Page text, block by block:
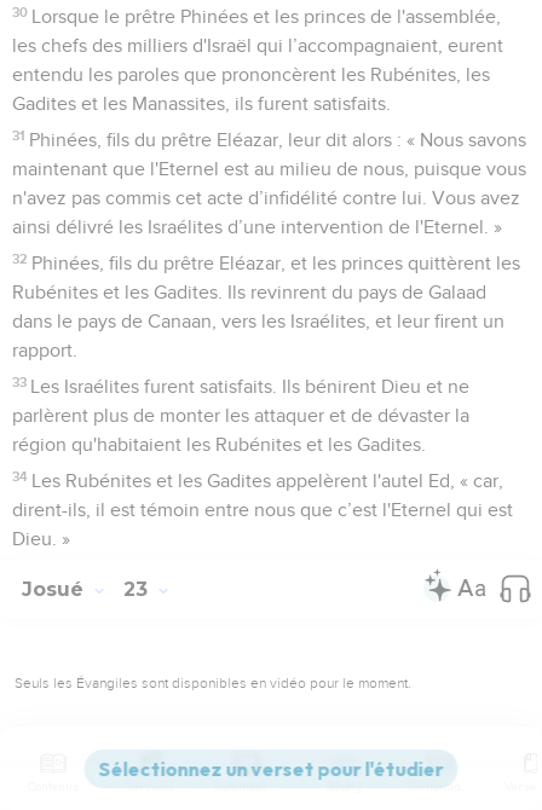
30 Lorsque le prêtre Phinées et les princes de l'assemblée,
les chefs des milliers d'Israël qui l’accompagnaient, eurent
entendu les paroles que prononcèrent les Rubénites, les
Gadites et les Manassites, ils furent satisfaits.
31 Phinées, fils du prêtre Eléazar, leur dit alors : « Nous savons
maintenant que l'Eternel est au milieu de nous, puisque vous
n'avez pas commis cet acte d’infidélité contre lui. Vous avez
ainsi délivré les Israélites d’une intervention de l'Eternel. »
32 Phinées, fils du prêtre Eléazar, et les princes quittèrent les
Rubénites et les Gadites. Ils revinrent du pays de Galaad
dans le pays de Canaan, vers les Israélites, et leur firent un
rapport.
33 Les Israélites furent satisfaits. Ils bénirent Dieu et ne
parlèrent plus de monter les attaquer et de dévaster la
région qu'habitaient les Rubénites et les Gadites.
34 Les Rubénites et les Gadites appelèrent l'autel Ed, « car,
dirent-ils, il est témoin entre nous que c’est l'Eternel qui est
Dieu. »
Josué 23
Seuls les Évangiles sont disponibles en vidéo pour le moment.
Le testament de Josué
L'Eternel avait depuis longtemps donné du repos à Israël en
Versions Commentaires Strong